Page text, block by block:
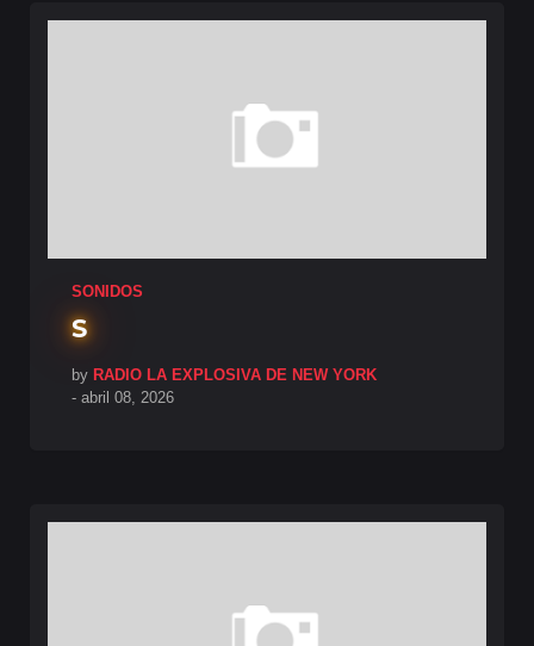
SONIDOS
S
by RADIO LA EXPLOSIVA DE NEW YORK
- abril 08, 2026